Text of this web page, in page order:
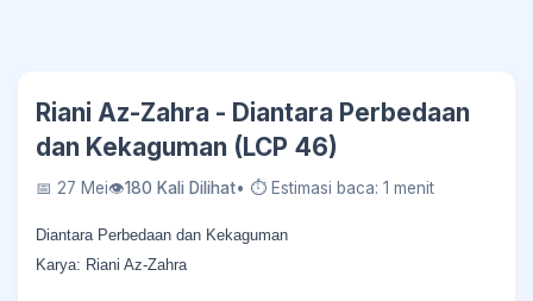
Riani Az-Zahra - Diantara Perbedaan
dan Kekaguman (LCP 46)
📅 27 Mei👁180 Kali Dilihat• ⏱ Estimasi baca: 1 menit
Diantara Perbedaan dan Kekaguman
Karya: Riani Az-Zahra